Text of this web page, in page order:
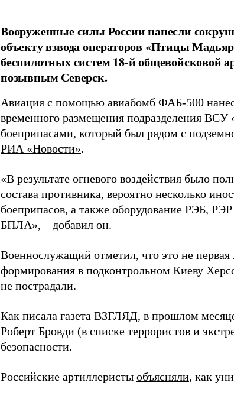
Вооруженные силы России нанесли
объекту взвода операторов «Птицы
беспилотных систем 18-й общевойсковой
позывным Северск.
Авиация с помощью авиабомб ФАБ-500
временного размещения подразделения
боеприпасами, который был рядом с
РИА «Новости».
«В результате огневого воздействия было
состава противника, вероятно несколько
боеприпасов, а также оборудование РЭБ,
БПЛА», – добавил он.
Военнослужащий отметил, что это не первая
формирования в подконтрольном Киеву
не пострадали.
Как писала газета ВЗГЛЯД, в прошлом
Роберт Бровди (в списке террористов и
безопасности.
Российские артиллеристы объясняли, как